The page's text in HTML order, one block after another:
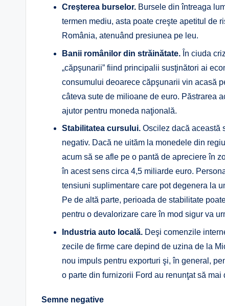
Creşterea burselor. Bursele din întreaga
termen mediu, asta poate creşte apetitul de
România, atenuând presiunea pe leu.
Banii românilor din străinătate. În ciuda
„căpşunarii” fiind principalii susţinători ai
consumului deoarece căpşunarii vin acasă
câteva sute de milioane de euro. Păstrarea
ajutor pentru moneda naţională.
Stabilitatea cursului. Oscilez dacă această
negativ. Dacă ne uităm la monedele din
acum să se afle pe o pantă de apreciere în
în acest sens circa 4,5 miliarde euro.
tensiuni suplimentare care pot degenera la
Pe de altă parte, perioada de stabilitate
pentru o devalorizare care în mod sigur va
Industria auto locală. Deşi comenzile
zecile de firme care depind de uzina de la
nou impuls pentru exporturi şi, în general,
o parte din furnizorii Ford au renunţat să
Semne negative